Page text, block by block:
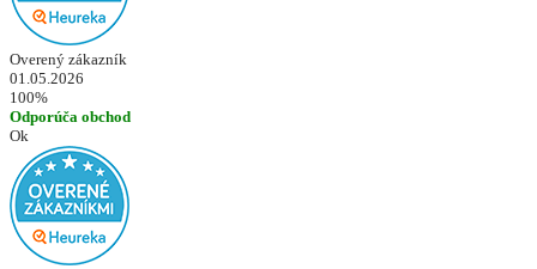
Overený zákazník
01.05.2026
100%
Odporúča obchod
Ok